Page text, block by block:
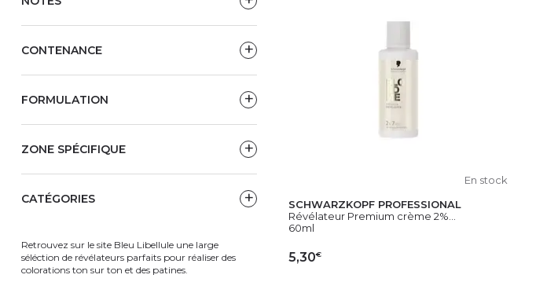
En stock
SCHWARZKOPF PROFESSIONAL
Révélateur Premium crème 2%...
60ml
5,30€
CONTENANCE
FORMULATION
ZONE SPÉCIFIQUE
CATÉGORIES
Retrouvez sur le site Bleu Libellule une large
séléction de révélateurs parfaits pour réaliser des
colorations ton sur ton et des patines.